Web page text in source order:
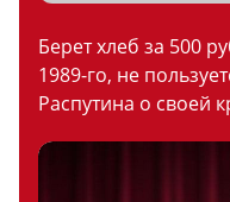
Берет хлеб за 500
1989-го, не
Распутина о своей